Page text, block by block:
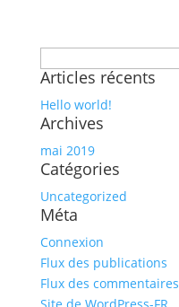
Articles récents
Hello world!
Archives
mai 2019
Catégories
Uncategorized
Méta
Connexion
Flux des publications
Flux des commentaires